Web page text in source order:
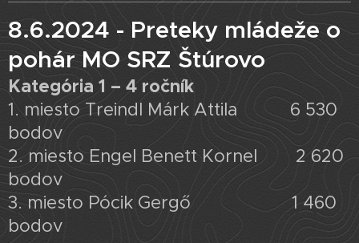
8.6.2024 - Preteky mládeže o
pohár MO SRZ Štúrovo
Kategória 1 – 4 ročník
1. miesto Treindl Márk Attila 6 530
bodov
2. miesto Engel Benett Kornel 2 620
bodov
3. miesto Pócik Gergő 1 460
bodov